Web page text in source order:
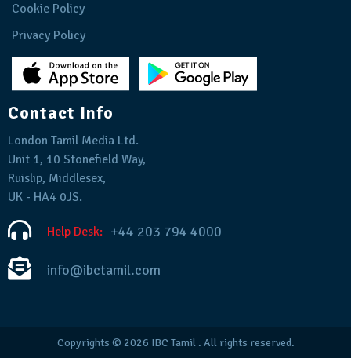
Cookie Policy
Privacy Policy
Contact Info
London Tamil Media Ltd.
Unit 1, 10 Stonefield Way,
Ruislip, Middlesex,
UK - HA4 0JS.
Help Desk: +44 203 794 4000
info@ibctamil.com
Copyrights © 2026 IBC Tamil. All rights reserved.